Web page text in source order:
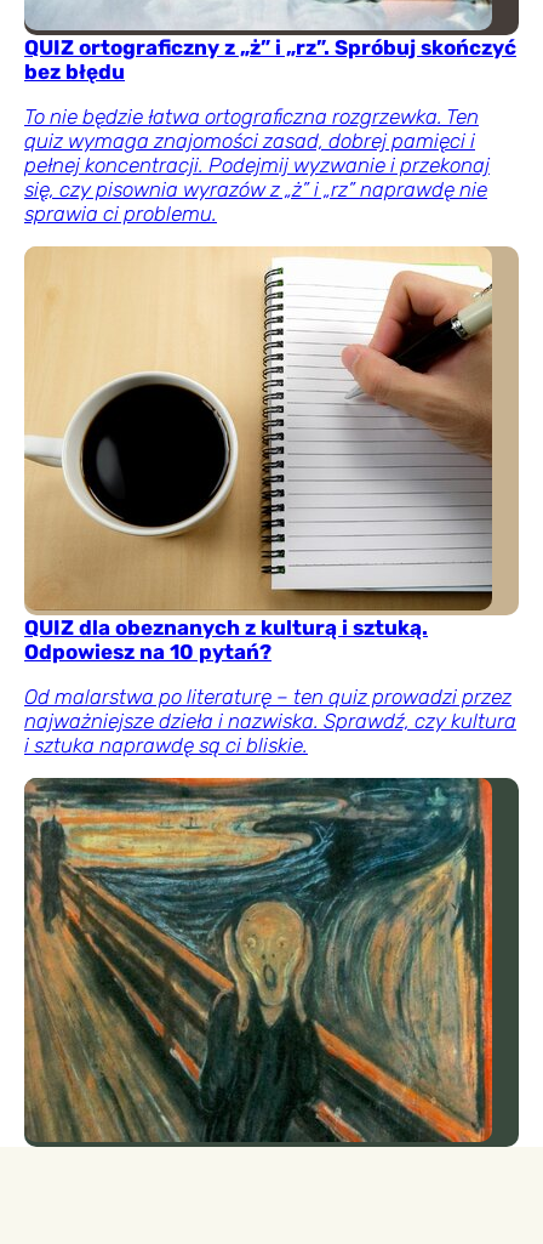
QUIZ ortograficzny z „ż” i „rz”. Spróbuj skończyć
bez błędu
To nie będzie łatwa ortograficzna rozgrzewka. Ten
quiz wymaga znajomości zasad, dobrej pamięci i
pełnej koncentracji. Podejmij wyzwanie i przekonaj
się, czy pisownia wyrazów z „ż” i „rz” naprawdę nie
sprawia ci problemu.
QUIZ dla obeznanych z kulturą i sztuką.
Odpowiesz na 10 pytań?
Od malarstwa po literaturę – ten quiz prowadzi przez
najważniejsze dzieła i nazwiska. Sprawdź, czy kultura
i sztuka naprawdę są ci bliskie.